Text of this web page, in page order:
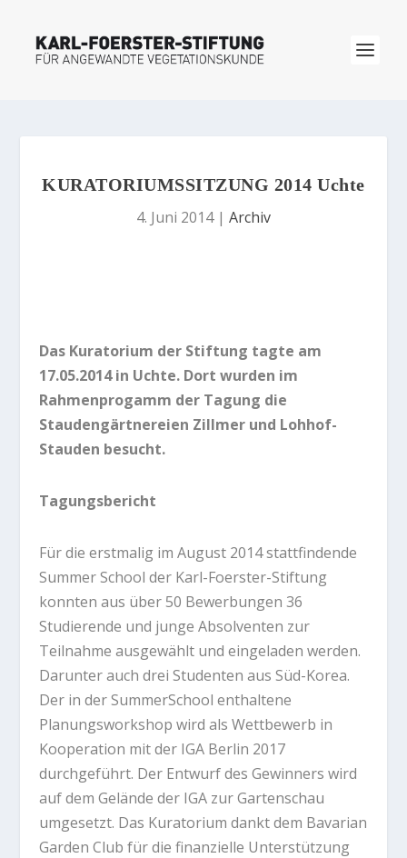
KURATORIUMSSITZUNG 2014 Uchte
4. Juni 2014| Archiv
Das Kuratorium der Stiftung tagte am
17.05.2014 in Uchte. Dort wurden im
Rahmenprogamm der Tagung die
Staudengärtnereien Zillmer und Lohhof-
Stauden besucht.
Tagungsbericht
Für die erstmalig im August 2014 stattfindende
Summer School der Karl-Foerster-Stiftung
konnten aus über 50 Bewerbungen 36
Studierende und junge Absolventen zur
Teilnahme ausgewählt und eingeladen werden.
Darunter auch drei Studenten aus Süd-Korea.
Der in der SummerSchool enthaltene
Planungsworkshop wird als Wettbewerb in
Kooperation mit der IGA Berlin 2017
durchgeführt. Der Entwurf des Gewinners wird
auf dem Gelände der IGA zur Gartenschau
umgesetzt. Das Kuratorium dankt dem Bavarian
Garden Club für die finanzielle Unterstützung